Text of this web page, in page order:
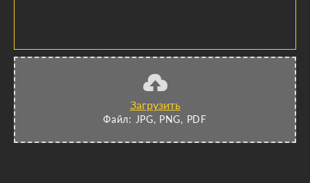
Загрузить
Файл: JPG, PNG, PDF